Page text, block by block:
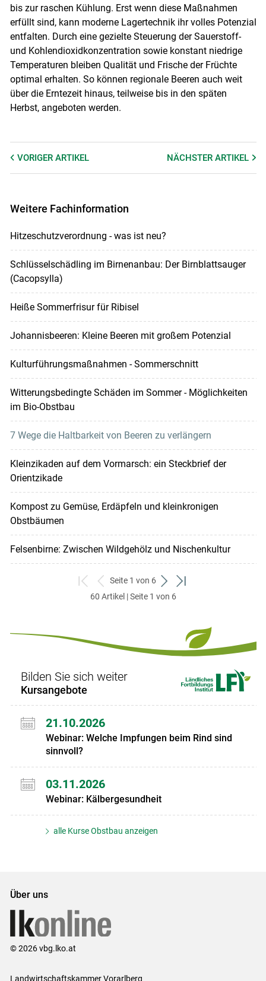
bis zur raschen Kühlung. Erst wenn diese Maßnahmen
erfüllt sind, kann moderne Lagertechnik ihr volles Potenzial
entfalten. Durch eine gezielte Steuerung der Sauerstoff-
und Kohlendioxidkonzentration sowie konstant niedrige
Temperaturen bleiben Qualität und Frische der Früchte
optimal erhalten. So können regionale Beeren auch weit
über die Erntezeit hinaus, teilweise bis in den späten
Herbst, angeboten werden.
VORIGER ARTIKEL NÄCHSTERARTIKEL
Weitere Fachinformation
Hitzeschutzverordnung - was ist neu?
Schlüsselschädling im Birnenanbau: Der Birnblattsauger
(Cacopsylla)
Heiße Sommerfrisur für Ribisel
Johannisbeeren: Kleine Beeren mit großem Potenzial
Kulturführungsmaßnahmen - Sommerschnitt
Witterungsbedingte Schäden im Sommer - Möglichkeiten
im Bio-Obstbau
7 Wege die Haltbarkeit von Beeren zu verlängern
Kleinzikaden auf dem Vormarsch: ein Steckbrief der
Orientzikade
Kompost zu Gemüse, Erdäpfeln und kleinkronigen
Obstbäumen
Felsenbirne: Zwischen Wildgehölz und Nischenkultur
zum
ersten
zurück
zum
Seite 1 von 6
weiter
zum
zum
60 Artikel | Seite 1 von 6
Bilden Sie sich weiter
Kursangebote
21.10.2026
Webinar: Welche Impfungen beim Rind sind
sinnvoll?
03.11.2026
Webinar: Kälbergesundheit
alle Kurse Obstbau anzeigen
Über uns
© 2026 vbg.lko.at
Landwirtschaftskammer Vorarlberg